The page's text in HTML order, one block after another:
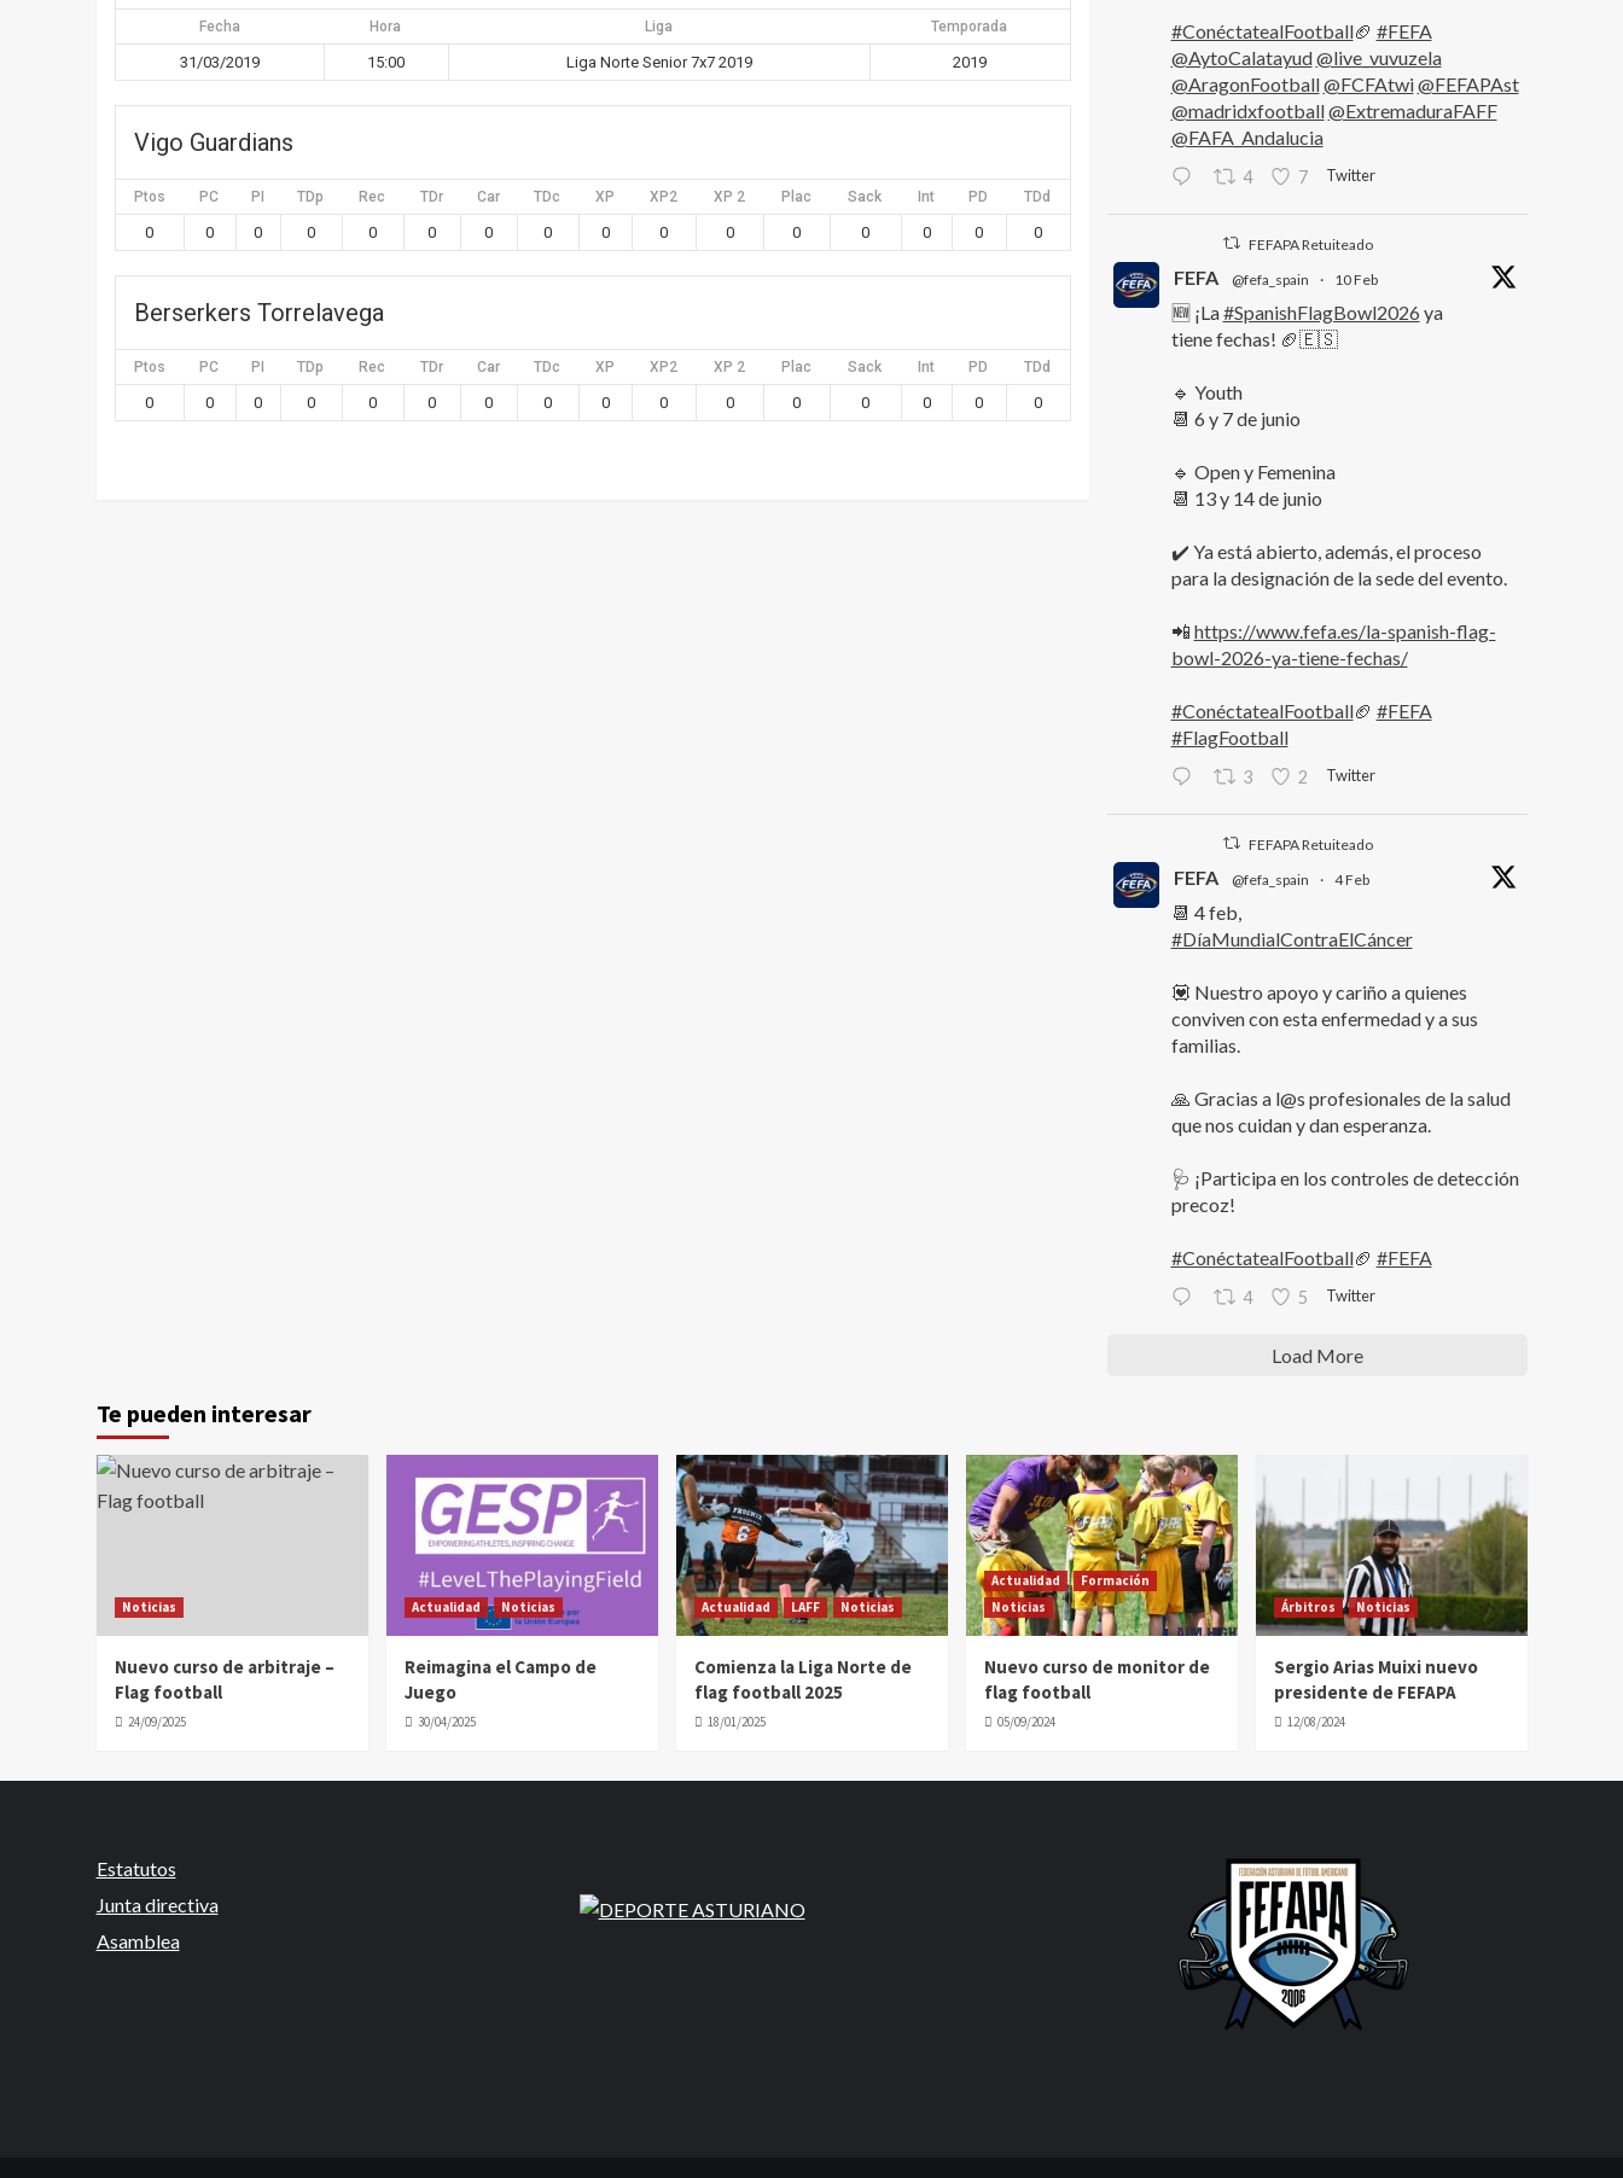
Fecha Hora Liga Temporada
31/03/2019 15:00 Liga Norte Senior 7x7 2019 2019
Vigo Guardians
Ptos PC PI TDp Rec TDr Car TDc XP XP2 XP 2 Plac Sack Int PD TDd
0 0 0 0 0 0 0 0 0 0 0 0 0 0 0 0
Berserkers Torrelavega
Ptos PC PI TDp Rec TDr Car TDc XP XP2 XP 2 Plac Sack Int PD TDd
0 0 0 0 0 0 0 0 0 0 0 0 0 0 0 0
#ConéctatealFootball🏈 #FEFA
@AytoCalatayud@live_vuvuzela
@AragonFootball@FCFAtwi@FEFAPAst
@madridxfootball@ExtremaduraFAFF
@FAFA_Andalucia
4 7 Twitter
FEFAPA Retuiteado
FEFA @fefa_spain · 10 Feb
🆕 ¡La#SpanishFlagBowl2026 ya
tiene fechas! 🏈🇪🇸
🔹 Youth
📆 6 y 7 de junio
🔹 Open y Femenina
📆 13 y 14 de junio
✔️ Ya está abierto, además, el proceso
para la designación de la sede del evento.
📲 https://www.fefa.es/la-spanish-flag-
bowl-2026-ya-tiene-fechas/
#ConéctatealFootball🏈 #FEFA
#FlagFootball
3 2 Twitter
FEFAPA Retuiteado
FEFA @fefa_spain · 4 Feb
📆 4 feb,
#DíaMundialContraElCáncer
💟 Nuestro apoyo y cariño a quienes
conviven con esta enfermedad y a sus
familias.
🙏 Gracias a l@s profesionales de la salud
que nos cuidan y dan esperanza.
🩺 ¡Participa en los controles de detección
precoz!
#ConéctatealFootball🏈 #FEFA
4 5 Twitter
Load More
Te pueden interesar
Noticias
Nuevo curso de arbitraje –
Flag football
24/09/2025
Actualidad Noticias
Reimagina el Campo de
Juego
30/04/2025
Actualidad LAFF Noticias
Comienza la Liga Norte de
flag football 2025
18/01/2025
Actualidad
Formación
Noticias
Nuevo curso de monitor de
flag football
05/09/2024
Árbitros Noticias
Sergio Arias Muixi nuevo
presidente de FEFAPA
12/08/2024
Estatutos
Junta directiva
Asamblea